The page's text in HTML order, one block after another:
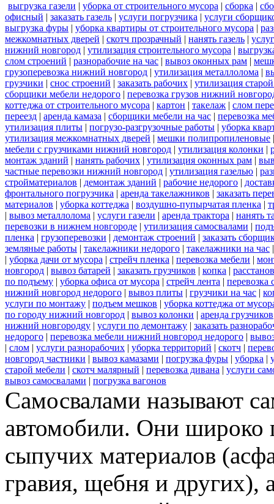
выгрузка газели | уборка от строительного мусора | сборка |
офисный | заказать газель | услуги погрузчика | услуги
выгрузка фуры | уборка квартиры от строительного мусора |
межкомнатных дверей | скотч прозрачный | нанять газель |
нижний новгород | утилизация строительного мусора |
слом строений | разнорабочие на час | вывоз оконных рам |
грузоперевозка нижний новгород | утилизация металлолома |
грузчики | снос строений | заказать рабочих | утилизация
сборщики мебели недорого | перевозка грузов нижний
коттеджа от строительного мусора | картон | такелаж | слом
переезд | аренда камаза | сборщики мебели на час | перевозка
утилизация плиты | погрузо-разгрузочные работы | уборка
утилизация межкомнатных дверей | мешки полипропиленовые
мебели с грузчиками нижний новгород | утилизация колонки |
монтаж зданий | нанять рабочих | утилизация оконных рам |
частные перевозки нижний новгород | утилизация газелью |
стройматериалов | демонтаж зданий | рабочие недорого |
фронтального погрузчика | аренда такелажников | заказать
материалов | уборка коттеджа | воздушно-пупырчатая пленка |
| вывоз металлолома | услуги газели | аренда трактора | нанять
перевозки в нижнем новгороде | утилизация самосвалами |
пленка | грузоперевозки | демонтаж строений | заказать
земляные работы | такелажники недорого | такелажники на час
| уборка дачи от мусора | стрейч пленка | перевозка мебели |
новгород | вывоз батарей | заказать грузчиков | копка |
по подъему | уборка офиса от мусора | стрейч лента | перевозка
нижний новгород недорого | вывоз плиты | грузчики на час |
услуги по монтажу | подъем мешков | уборка коттеджа от
по городу нижний новгород | вывоз колонки | аренда грузчиков
нижний новгородgy | услуги по демонтажу | заказать
недорого | перевозка мебели нижний новгород недорого |
| слом | услуги разнорабочих | уборка территорий | скотч |
новгород частники | вывоз камазами | погрузка фуры | уборка |
старой мебели | скотч малярный | перевозка дивана | услуги
вывоз самосвалами | погрузка вагонов
Самосвалами называют
автомобили. Они широко
сыпучих материалов
гравия, щебня и других),